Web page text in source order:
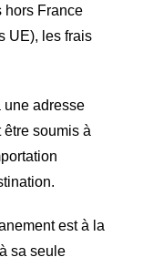
hors France
UE), les frais
une adresse
soumis à
est à la
sa seule